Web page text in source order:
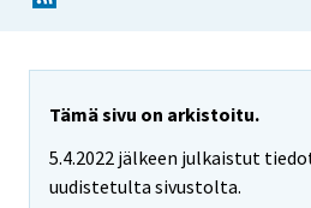
Tämä sivu on arkistoitu.
5.4.2022 jälkeen julkaistut
uudistetulta sivustolta.